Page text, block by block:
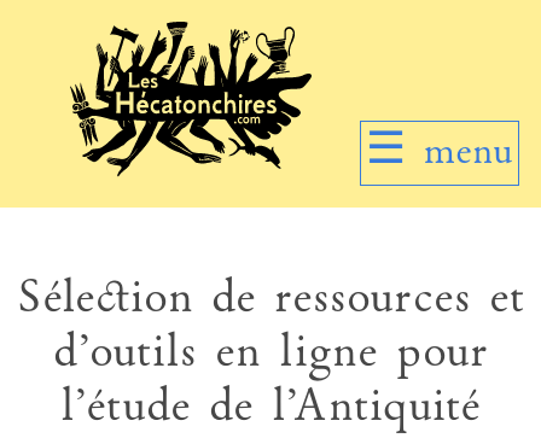
☰ menu
Sélection de ressources et
d’outils en ligne pour
l’étude de l’Antiquité